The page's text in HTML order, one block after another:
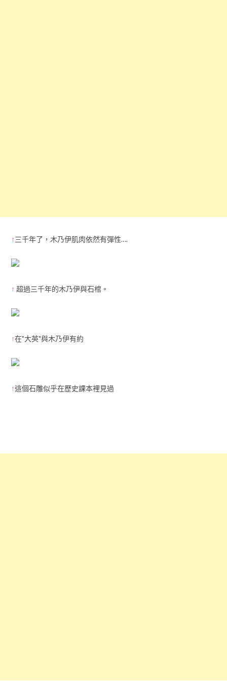
↑三千年了，木乃伊肌肉依然有彈性….
↑ 超過三千年的木乃伊與石棺。
↑在"大英"與木乃伊有約
↑這個石雕似乎在歷史課本裡見過